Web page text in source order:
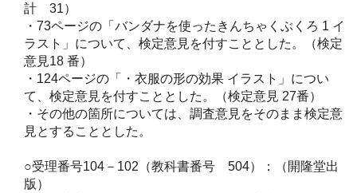
計 31）
・73ページの「バンダナを使ったきんちゃくぶくろ 1 イ
ラスト」について、検定意見を付すこととした。（検定
意見18 番）
・124ページの「・衣服の形の効果 イラスト」につい
て、検定意見を付すこととした。（検定意見 27番）
・その他の箇所については、調査意見をそのまま検定意
見とすることとした。
○受理番号104－102（教科書番号 504）：（開隆堂出
版）